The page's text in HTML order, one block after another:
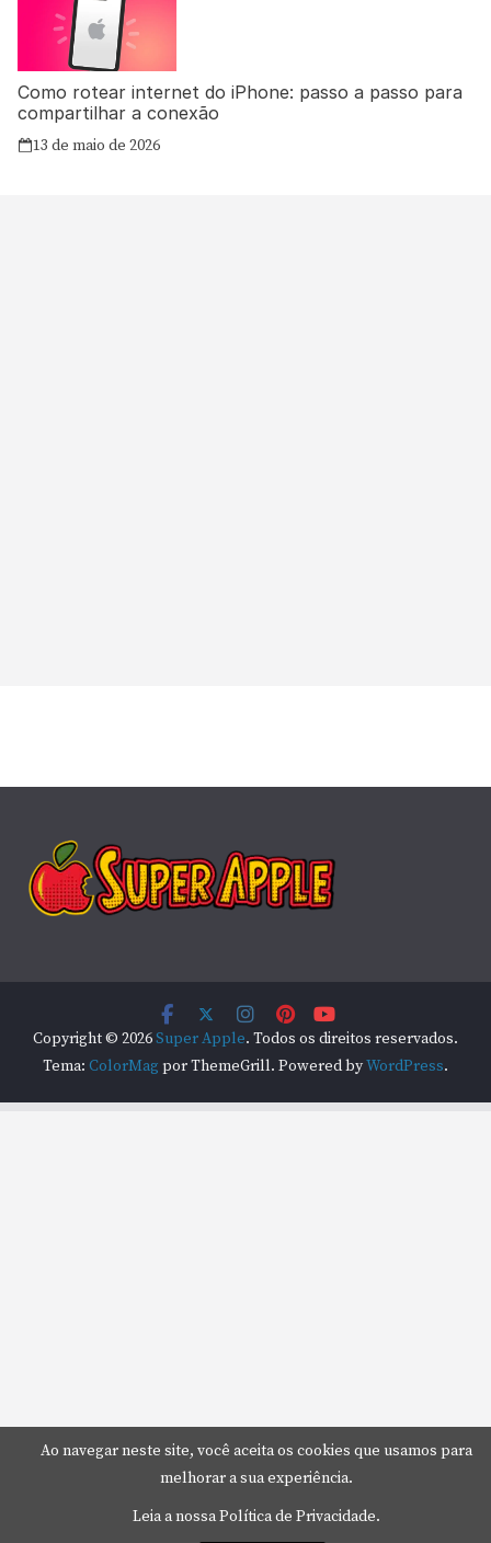
Como rotear internet do iPhone: passo a passo para
compartilhar a conexão
13 de maio de 2026
Copyright © 2026Super Apple. Todos os direitos reservados.
Tema: ColorMag por ThemeGrill. Powered byWordPress.
Ao navegar neste site, você aceita os cookies que usamos para
melhorar a sua experiência.
Leia a nossa Política de Privacidade.